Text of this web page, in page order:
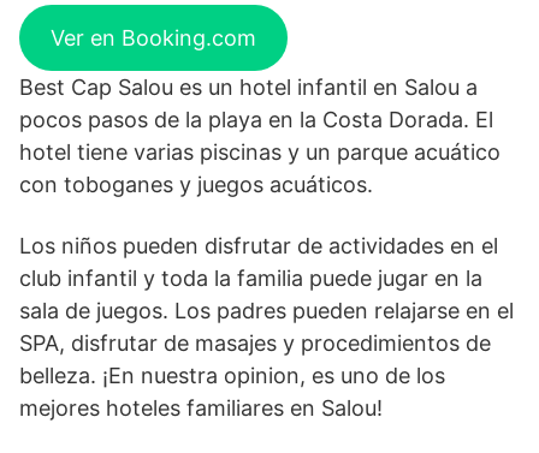
Ver en Booking.com
Best Cap Salou es un hotel infantil en Salou a
pocos pasos de la playa en la Costa Dorada. El
hotel tiene varias piscinas y un parque acuático
con toboganes y juegos acuáticos.
Los niños pueden disfrutar de actividades en el
club infantil y toda la familia puede jugar en la
sala de juegos. Los padres pueden relajarse en el
SPA, disfrutar de masajes y procedimientos de
belleza. ¡En nuestra opinion, es uno de los
mejores hoteles familiares en Salou!